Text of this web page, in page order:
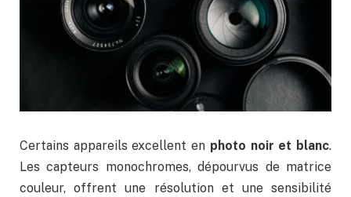
Certains appareils excellent en photo noir et blanc.
Les capteurs monochromes, dépourvus de matrice
couleur, offrent une résolution et une sensibilité